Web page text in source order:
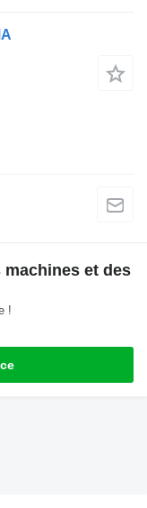
machines et des
!